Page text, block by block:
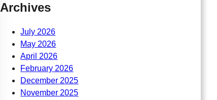
Archives
July 2026
May 2026
April 2026
February 2026
December 2025
November 2025